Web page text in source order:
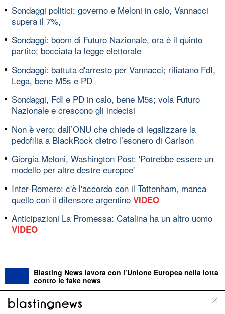
Sondaggi politici: governo e Meloni in calo, Vannacci
supera il 7%,
Sondaggi: boom di Futuro Nazionale, ora è il quinto
partito; bocciata la legge elettorale
Sondaggi: battuta d'arresto per Vannacci; rifiatano FdI,
Lega, bene M5s e PD
Sondaggi, FdI e PD in calo, bene M5s; vola Futuro
Nazionale e crescono gli indecisi
Non è vero: dall’ONU che chiede di legalizzare la
pedofilia a BlackRock dietro l’esonero di Carlson
Giorgia Meloni, Washington Post: 'Potrebbe essere un
modello per altre destre europee'
Inter-Romero: c'è l'accordo con il Tottenham, manca
quello con il difensore argentino VIDEO
Anticipazioni La Promessa: Catalina ha un altro uomo
VIDEO
Blasting News lavora con l’Unione Europea nella lotta
contro le fake news
ABOUT LINEA EDITORIALE